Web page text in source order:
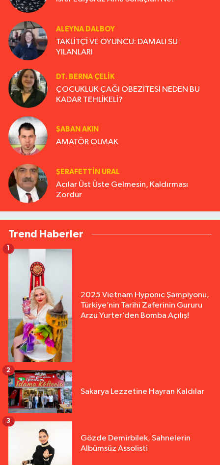
ALEYNA DALBOY
TAKLİTÇİ VE OYUNCU: DAMALI SU
YILANLARI
DT. BERNA ÇELIK
ÇOCUKLUK ÇAĞI OBEZİTESİ NEDEN BU
KADAR TEHLİKELİ?
ŞABAN AKIN
AMATÖR OLMAK
ŞERAFETTIN URAL
Acılar Üst Üste Gelmesin, Kaldırması
Zordur
Trend Haberler
2025 Vietnam Hyponıc Şampiyonu,
Türkiye’nin Tarihi Zaferinin Gururu
Arzu Yurter’den Bomba Açılış!
1
Sakarya Lezzetine Hayran Kaldılar
2
Gözde Demirbilek, Sahnelerin
Albümsüz Assolisti
3